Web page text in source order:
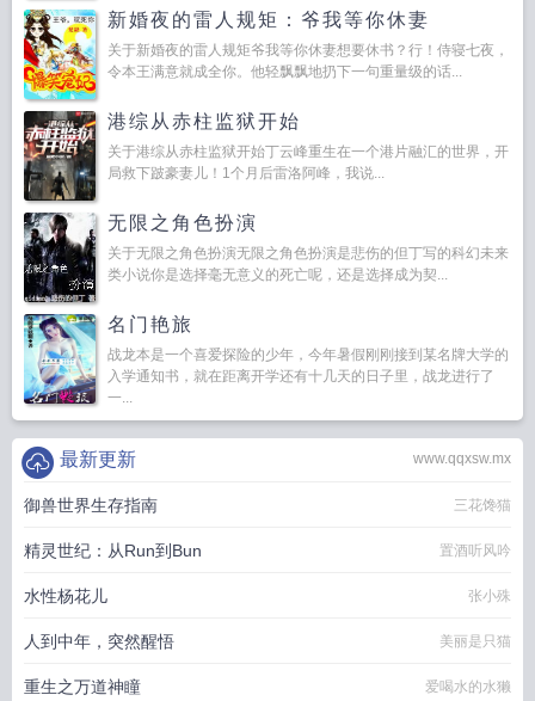
新婚夜的雷人规矩：爷我等你休妻
关于新婚夜的雷人规矩爷我等你休妻想要休书？行！侍寝七夜，
令本王满意就成全你。他轻飘飘地扔下一句重量级的话...
港综从赤柱监狱开始
关于港综从赤柱监狱开始丁云峰重生在一个港片融汇的世界，开
局救下跛豪妻儿！1个月后雷洛阿峰，我说...
无限之角色扮演
关于无限之角色扮演无限之角色扮演是悲伤的但丁写的科幻未来
类小说你是选择毫无意义的死亡呢，还是选择成为契...
名门艳旅
战龙本是一个喜爱探险的少年，今年暑假刚刚接到某名牌大学的
入学通知书，就在距离开学还有十几天的日子里，战龙进行了
一...
www.qqxsw.mx
最新更新
御兽世界生存指南 三花馋猫
精灵世纪：从Run到Bun 置酒听风吟
水性杨花儿 张小殊
人到中年，突然醒悟 美丽是只猫
重生之万道神瞳 爱喝水的水獭